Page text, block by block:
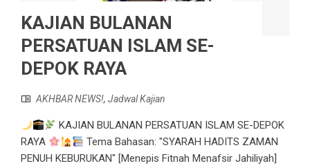
KAJIAN BULANAN
PERSATUAN ISLAM SE-
DEPOK RAYA
AKHBAR NEWS!, Jadwal Kajian
KAJIAN BULANAN PERSATUAN ISLAM SE-DEPOK
RAYA
Tema Bahasan: "SYARAH HADITS ZAMAN
PENUH KEBURUKAN" [Menepis Fitnah Menafsir Jahiliyah]